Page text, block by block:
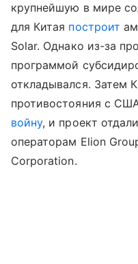
крупнейшую в мире
для Китая построит
Solar. Однако из-за
программой
откладывался. Затем
противостояния с
войну, и проект
операторам Elion
Corporation.